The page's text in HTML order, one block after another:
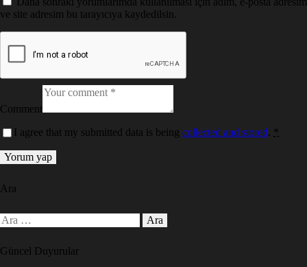
ve site adresim bu tarayıcıya kaydedilsin.
Comment
I agree that my submitted data is being collected and stored. *
Ara
Güncel Duyurular